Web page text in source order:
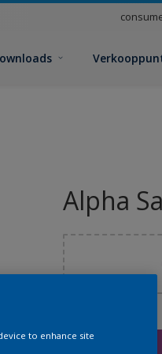
Alpha
to enhance site